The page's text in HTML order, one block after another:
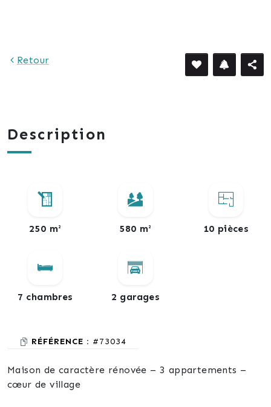
Retour
Description
250 m² 580 m² 10 pièces
7 chambres 2 garages
RÉFÉRENCE : #73034
Maison de caractère rénovée – 3 appartements –
cœur de village